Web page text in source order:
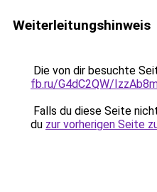
Weiterleitungshinweis
Die von dir besuchte
fb.ru/G4dC2QW/
Falls du diese Seite
du zur vorherigen Seite